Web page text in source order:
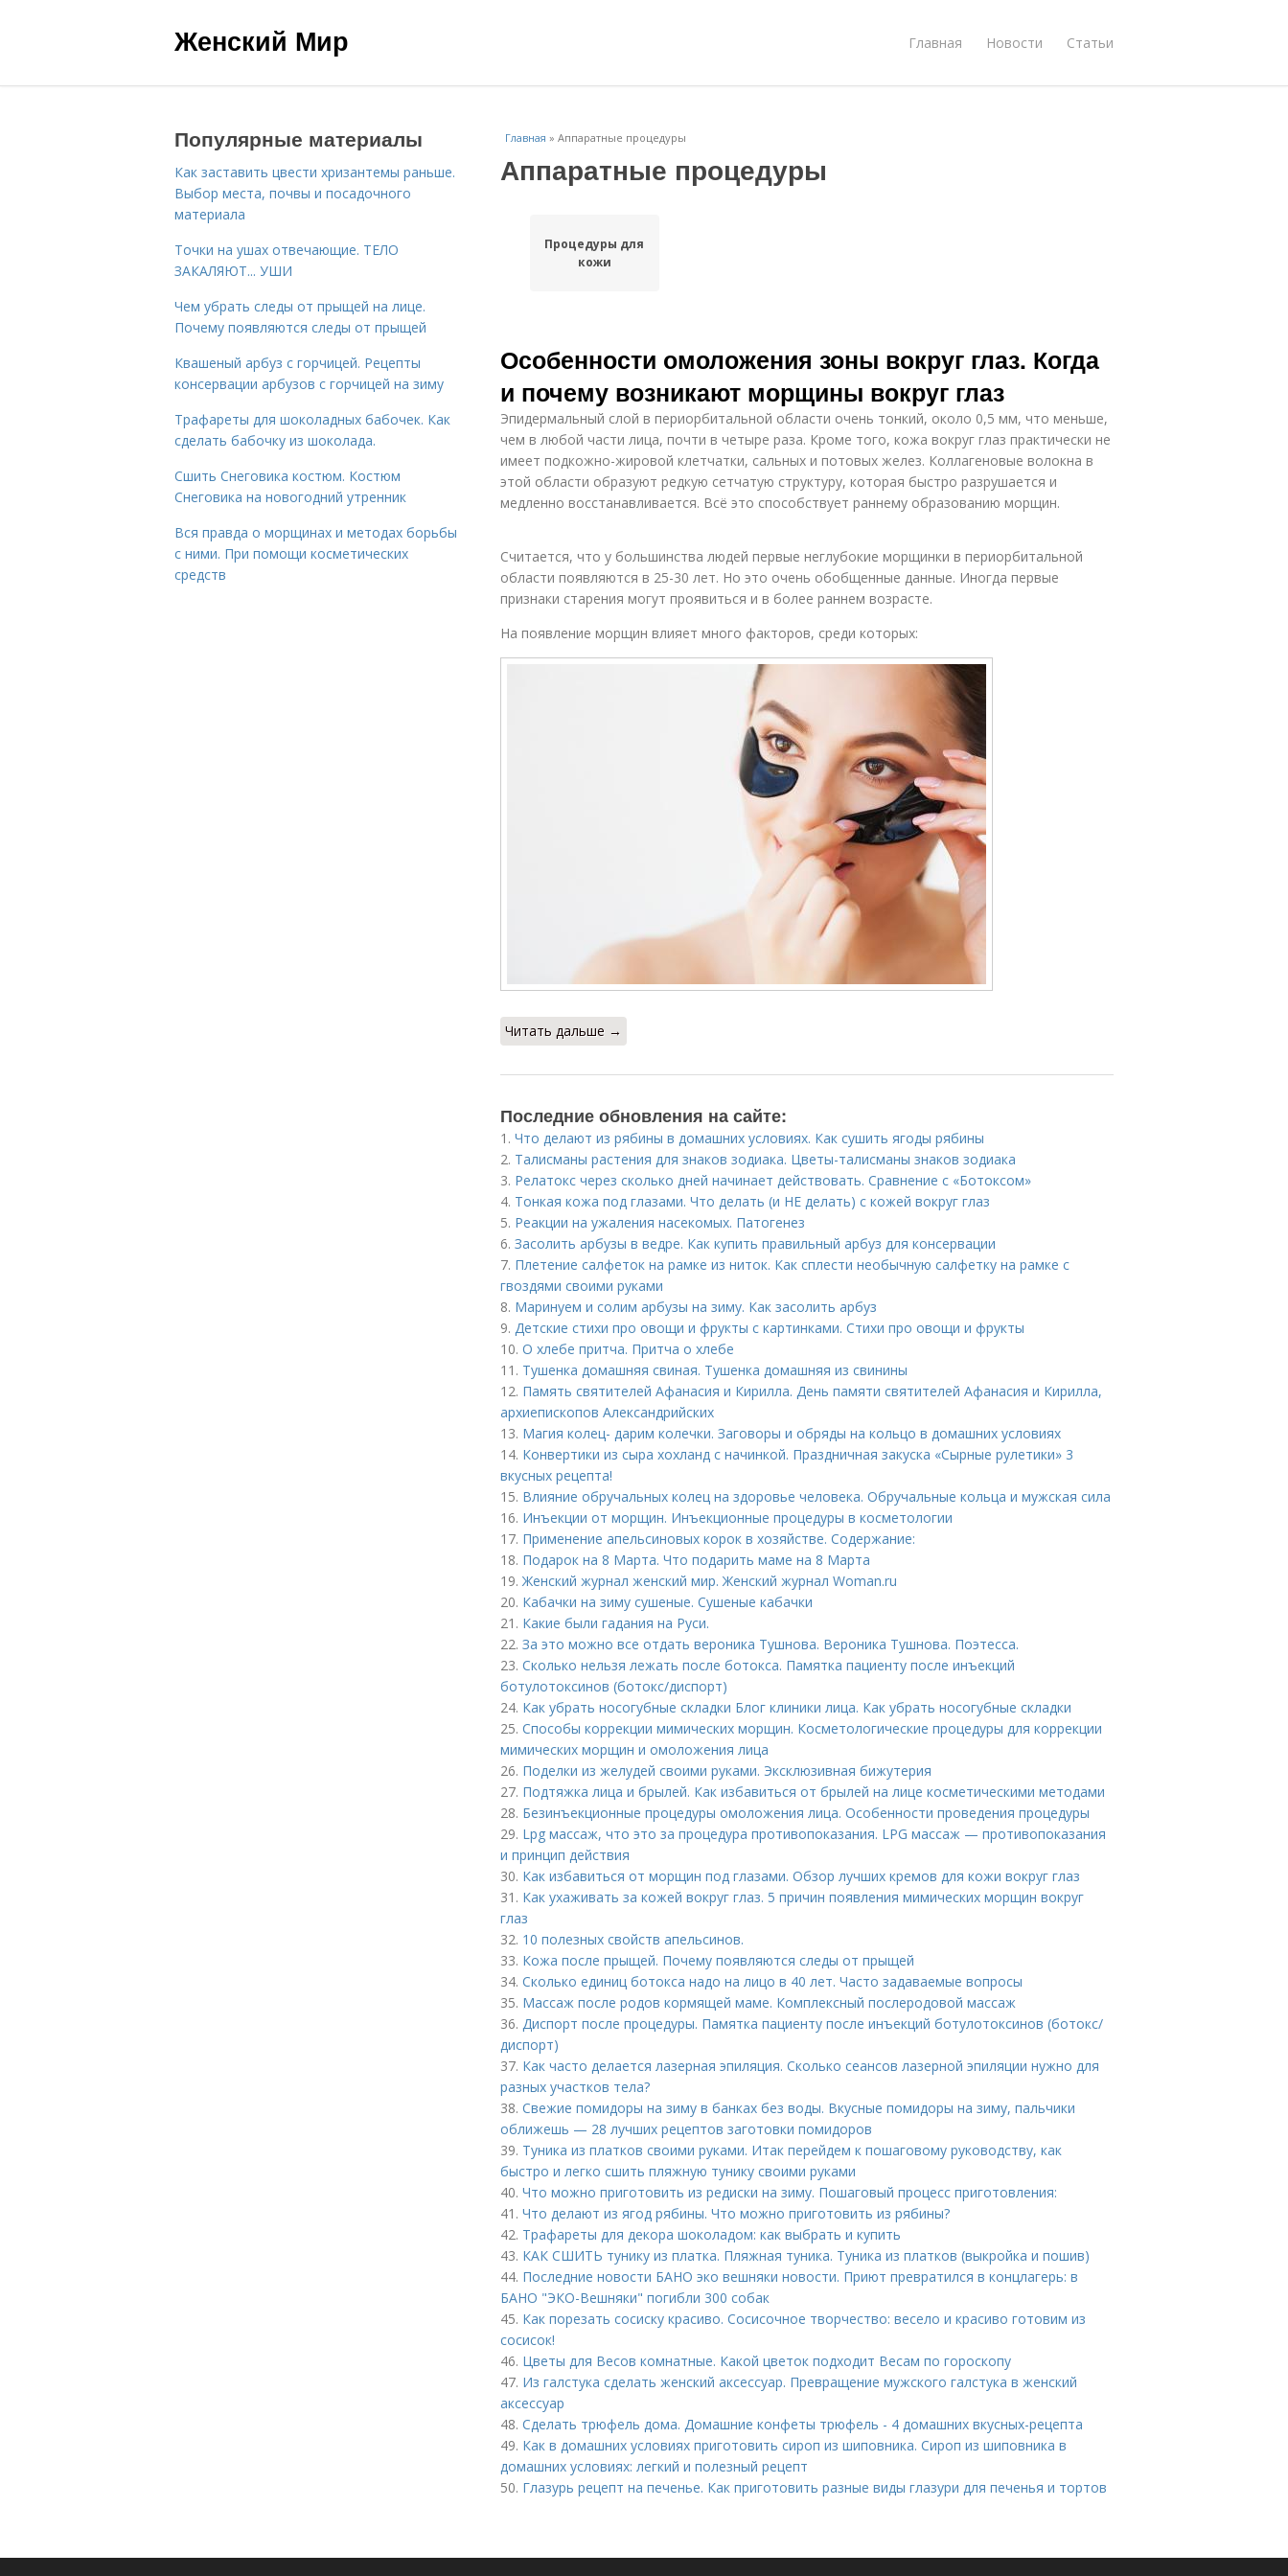
Женский Мир Главная Новости Статьи
Главная » Аппаратные процедуры
Аппаратные процедуры
Процедуры для
кожи
Особенности омоложения зоны вокруг глаз. Когда
и почему возникают морщины вокруг глаз
Эпидермальный слой в периорбитальной области очень тонкий, около 0,5 мм, что меньше,
чем в любой части лица, почти в четыре раза. Кроме того, кожа вокруг глаз практически не
имеет подкожно-жировой клетчатки, сальных и потовых желез. Коллагеновые волокна в
этой области образуют редкую сетчатую структуру, которая быстро разрушается и
медленно восстанавливается. Всё это способствует раннему образованию морщин.
Считается, что у большинства людей первые неглубокие морщинки в периорбитальной
области появляются в 25-30 лет. Но это очень обобщенные данные. Иногда первые
признаки старения могут проявиться и в более раннем возрасте.
На появление морщин влияет много факторов, среди которых:
Читать дальше →
Последние обновления на сайте:
1. Что делают из рябины в домашних условиях. Как сушить ягоды рябины
2. Талисманы растения для знаков зодиака. Цветы-талисманы знаков зодиака
3. Релатокс через сколько дней начинает действовать. Сравнение с «Ботоксом»
4. Тонкая кожа под глазами. Что делать (и НЕ делать) с кожей вокруг глаз
5. Реакции на ужаления насекомых. Патогенез
6. Засолить арбузы в ведре. Как купить правильный арбуз для консервации
7. Плетение салфеток на рамке из ниток. Как сплести необычную салфетку на рамке с
гвоздями своими руками
8. Маринуем и солим арбузы на зиму. Как засолить арбуз
9. Детские стихи про овощи и фрукты с картинками. Стихи про овощи и фрукты
10. О хлебе притча. Притча о хлебе
11. Тушенка домашняя свиная. Тушенка домашняя из свинины
12. Память святителей Афанасия и Кирилла. День памяти святителей Афанасия и Кирилла,
архиепископов Александрийских
13. Магия колец- дарим колечки. Заговоры и обряды на кольцо в домашних условиях
14. Конвертики из сыра хохланд с начинкой. Праздничная закуска «Сырные рулетики» 3
вкусных рецепта!
15. Влияние обручальных колец на здоровье человека. Обручальные кольца и мужская сила
16. Инъекции от морщин. Инъекционные процедуры в косметологии
17. Применение апельсиновых корок в хозяйстве. Содержание:
18. Подарок на 8 Марта. Что подарить маме на 8 Марта
19.Женский журнал женский мир. Женский журнал Woman.ru
20. Кабачки на зиму сушеные. Сушеные кабачки
21. Какие были гадания на Руси.
22. За это можно все отдать вероника Тушнова. Вероника Тушнова. Поэтесса.
23. Сколько нельзя лежать после ботокса. Памятка пациенту после инъекций
ботулотоксинов (ботокс/диспорт)
24. Как убрать носогубные складки Блог клиники лица. Как убрать носогубные складки
25. Способы коррекции мимических морщин. Косметологические процедуры для коррекции
мимических морщин и омоложения лица
26. Поделки из желудей своими руками. Эксклюзивная бижутерия
27. Подтяжка лица и брылей. Как избавиться от брылей на лице косметическими методами
28. Безинъекционные процедуры омоложения лица. Особенности проведения процедуры
29. Lpg массаж, что это за процедура противопоказания. LPG массаж — противопоказания
и принцип действия
30. Как избавиться от морщин под глазами. Обзор лучших кремов для кожи вокруг глаз
31. Как ухаживать за кожей вокруг глаз. 5 причин появления мимических морщин вокруг
глаз
32. 10 полезных свойств апельсинов.
33. Кожа после прыщей. Почему появляются следы от прыщей
34. Сколько единиц ботокса надо на лицо в 40 лет. Часто задаваемые вопросы
35. Массаж после родов кормящей маме. Комплексный послеродовой массаж
36. Диспорт после процедуры. Памятка пациенту после инъекций ботулотоксинов (ботокс/
диспорт)
37. Как часто делается лазерная эпиляция. Сколько сеансов лазерной эпиляции нужно для
разных участков тела?
38. Свежие помидоры на зиму в банках без воды. Вкусные помидоры на зиму, пальчики
оближешь — 28 лучших рецептов заготовки помидоров
39. Туника из платков своими руками. Итак перейдем к пошаговому руководству, как
быстро и легко сшить пляжную тунику своими руками
40. Что можно приготовить из редиски на зиму. Пошаговый процесс приготовления:
41. Что делают из ягод рябины. Что можно приготовить из рябины?
42. Трафареты для декора шоколадом: как выбрать и купить
43. КАК СШИТЬ тунику из платка. Пляжная туника. Туника из платков (выкройка и пошив)
44. Последние новости БАНО эко вешняки новости. Приют превратился в концлагерь: в
БАНО "ЭКО-Вешняки" погибли 300 собак
45. Как порезать сосиску красиво. Сосисочное творчество: весело и красиво готовим из
сосисок!
46. Цветы для Весов комнатные. Какой цветок подходит Весам по гороскопу
47. Из галстука сделать женский аксессуар. Превращение мужского галстука в женский
аксессуар
48. Сделать трюфель дома. Домашние конфеты трюфель - 4 домашних вкусных-рецепта
49. Как в домашних условиях приготовить сироп из шиповника. Сироп из шиповника в
домашних условиях: легкий и полезный рецепт
50. Глазурь рецепт на печенье. Как приготовить разные виды глазури для печенья и тортов
Популярные материалы
Как заставить цвести хризантемы раньше.
Выбор места, почвы и посадочного
материала
Точки на ушах отвечающие. ТЕЛО
ЗАКАЛЯЮТ... УШИ
Чем убрать следы от прыщей на лице.
Почему появляются следы от прыщей
Квашеный арбуз с горчицей. Рецепты
консервации арбузов с горчицей на зиму
Трафареты для шоколадных бабочек. Как
сделать бабочку из шоколада.
Сшить Снеговика костюм. Костюм
Снеговика на новогодний утренник
Вся правда о морщинах и методах борьбы
с ними. При помощи косметических
средств